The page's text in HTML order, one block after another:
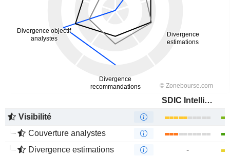
SDIC Intelligence Information Technology Co., Ltd.
Visibilité
Couverture analystes
Divergence estimations
-